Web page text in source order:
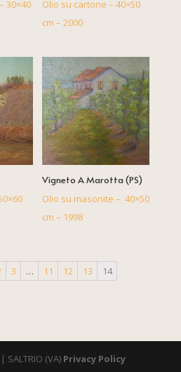
30×40
Olio su cartone – 40×50
cm – 2000
Vigneto A Marotta (PS)
Olio su masonite – 40×50
cm – 1998
3 … 11 12 13 14
(VA) Privacy Policy